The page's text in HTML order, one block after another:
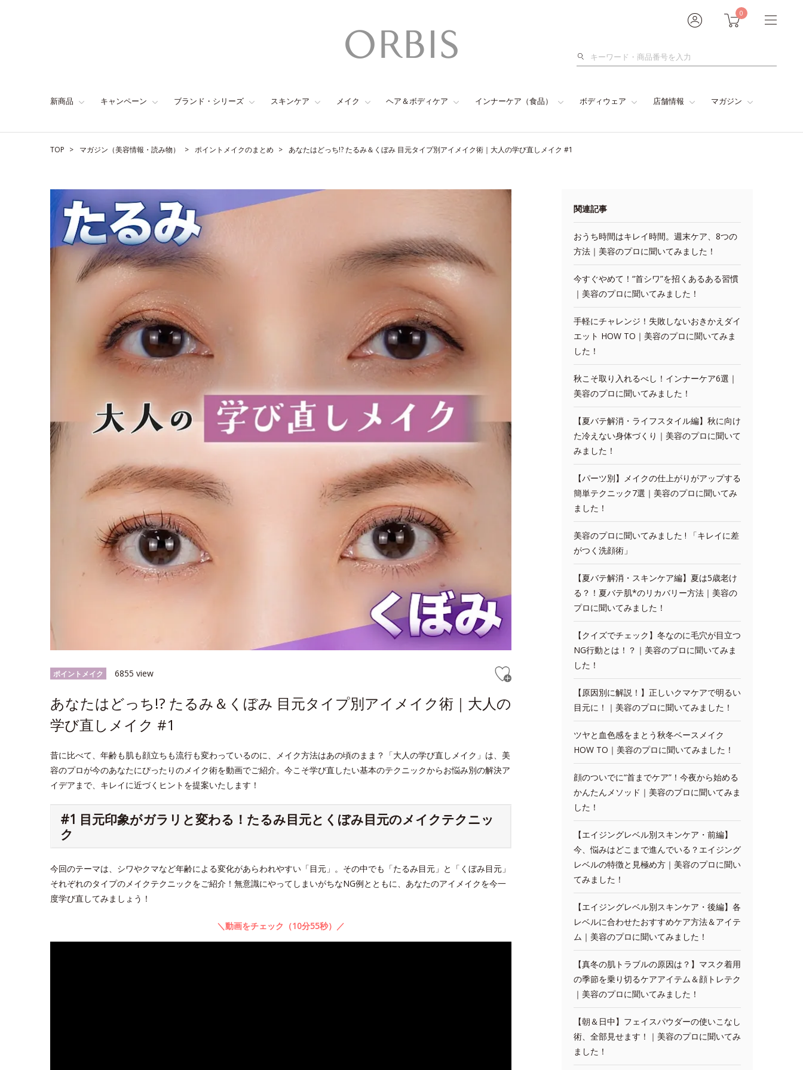
0
検
新商品 キャンペーン ブランド・シリーズ スキンケア メイク ヘア＆ボディケア インナーケア（食品） ボディウェア 店舗情報 マガジン
TOP マガジン（美容情報・読み物） ポイントメイクのまとめ あなたはどっち!? たるみ＆くぼみ 目元タイプ別アイメイク術｜大人の学び直しメイク #1
ポイントメイク 6855 view
あなたはどっち!? たるみ＆くぼみ 目元タイプ別アイメイク術｜大人の
学び直しメイク #1
昔に比べて、年齢も肌も顔立ちも流行も変わっているのに、メイク方法はあの頃のまま？「大人の学び直しメイク」は、美
容のプロが今のあなたにぴったりのメイク術を動画でご紹介。今こそ学び直したい基本のテクニックからお悩み別の解決ア
イデアまで、キレイに近づくヒントを提案いたします！
#1 目元印象がガラリと変わる！たるみ目元とくぼみ目元のメイクテクニッ
ク
今回のテーマは、シワやクマなど年齢による変化があらわれやすい「目元」。その中でも「たるみ目元」と「くぼみ目元」
それぞれのタイプのメイクテクニックをご紹介！無意識にやってしまいがちなNG例とともに、あなたのアイメイクを今一
度学び直してみましょう！
＼動画をチェック（10分55秒）／
関連記事
おうち時間はキレイ時間。週末ケア、8つの
方法｜美容のプロに聞いてみました！
今すぐやめて！“首シワ”を招くあるある習慣
｜美容のプロに聞いてみました！
手軽にチャレンジ！失敗しないおきかえダイ
エット HOW TO｜美容のプロに聞いてみま
した！
秋こそ取り入れるべし！インナーケア6選｜
美容のプロに聞いてみました！
【夏バテ解消・ライフスタイル編】秋に向け
た冷えない身体づくり｜美容のプロに聞いて
みました！
【パーツ別】メイクの仕上がりがアップする
簡単テクニック7選｜美容のプロに聞いてみ
ました！
美容のプロに聞いてみました ! 「キレイに差
がつく洗顔術」
【夏バテ解消・スキンケア編】夏は5歳老け
る？！夏バテ肌*のリカバリー方法｜美容の
プロに聞いてみました！
【クイズでチェック】冬なのに毛穴が目立つ
NG行動とは！？｜美容のプロに聞いてみま
した！
【原因別に解説！】正しいクマケアで明るい
目元に！｜美容のプロに聞いてみました！
ツヤと血色感をまとう秋冬ベースメイク
HOW TO｜美容のプロに聞いてみました！
顔のついでに“首までケア”！今夜から始める
かんたんメソッド｜美容のプロに聞いてみま
した！
【エイジングレベル別スキンケア・前編】
今、悩みはどこまで進んでいる？エイジング
レベルの特徴と見極め方｜美容のプロに聞い
てみました！
【エイジングレベル別スキンケア・後編】各
レベルに合わせたおすすめケア方法＆アイテ
ム｜美容のプロに聞いてみました！
【真冬の肌トラブルの原因は？】マスク着用
の季節を乗り切るケアアイテム＆顔トレテク
｜美容のプロに聞いてみました！
【朝＆日中】フェイスパウダーの使いこなし
術、全部見せます！｜美容のプロに聞いてみ
ました！